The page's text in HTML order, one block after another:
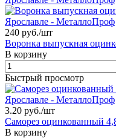
240 руб./шт
Воронка выпускная
В корзину
Быстрый просмотр
3.20 руб./шт
Саморез оцинкованный
В корзину